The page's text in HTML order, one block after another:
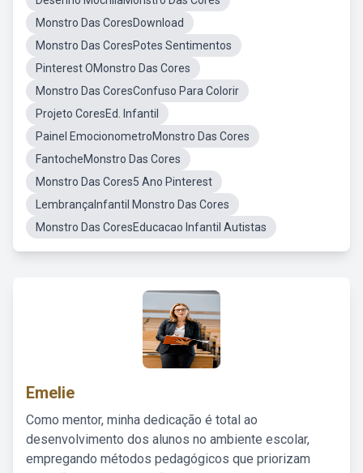
Monstro Das CoresDownload
Monstro Das CoresPotes Sentimentos
Pinterest OMonstro Das Cores
Monstro Das CoresConfuso Para Colorir
Projeto CoresEd. Infantil
Painel EmocionometroMonstro Das Cores
FantocheMonstro Das Cores
Monstro Das Cores5 Ano Pinterest
LembrançaInfantil Monstro Das Cores
Monstro Das CoresEducacao Infantil Autistas
Emelie
Como mentor, minha dedicação é total ao
desenvolvimento dos alunos no ambiente escolar,
empregando métodos pedagógicos que priorizam